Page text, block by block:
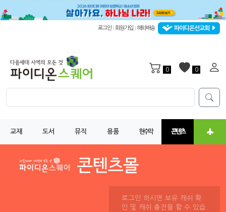
로그인 회원가입 해외배송 파이디온선교회
0 0
교재 도서 뮤직 용품 현수막 콘텐츠
로그인 하시면 보유 캐쉬 확
인 및 캐쉬 충전을 할 수 있습